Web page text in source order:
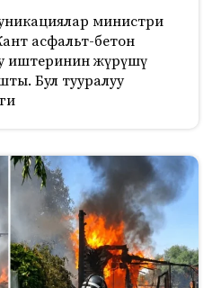
министри
асфальт-бетон
иштеринин жүрүшү
Бул тууралуу